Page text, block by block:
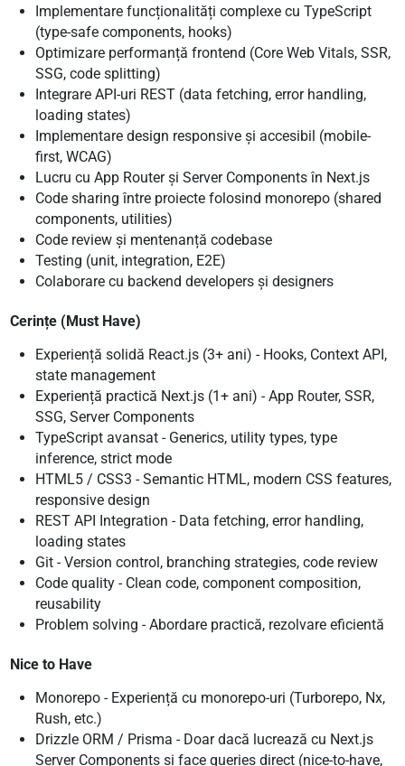
Implementare funcționalități complexe cu TypeScript
(type-safe components, hooks)
Optimizare performanță frontend (Core Web Vitals, SSR,
SSG, code splitting)
Integrare API-uri REST (data fetching, error handling,
loading states)
Implementare design responsive și accesibil (mobile-
first, WCAG)
Lucru cu App Router și Server Components în Next.js
Code sharing între proiecte folosind monorepo (shared
components, utilities)
Code review și mentenanță codebase
Testing (unit, integration, E2E)
Colaborare cu backend developers și designers
Cerințe (Must Have)
Experiență solidă React.js (3+ ani) - Hooks, Context API,
state management
Experiență practică Next.js (1+ ani) - App Router, SSR,
SSG, Server Components
TypeScript avansat - Generics, utility types, type
inference, strict mode
HTML5 / CSS3 - Semantic HTML, modern CSS features,
responsive design
REST API Integration - Data fetching, error handling,
loading states
Git - Version control, branching strategies, code review
Code quality - Clean code, component composition,
reusability
Problem solving - Abordare practică, rezolvare eficientă
Nice to Have
Monorepo - Experiență cu monorepo-uri (Turborepo, Nx,
Rush, etc.)
Drizzle ORM / Prisma - Doar dacă lucrează cu Next.js
Server Components și face queries direct (nice-to-have,